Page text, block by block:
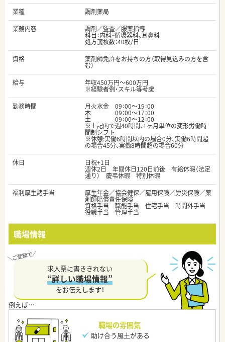
業種
調剤薬局
業務内容
調剤／監査／服薬指導
科目：内科・循環器科、耳鼻科
処方箋枚数：40枚/日
資格
薬剤師免許をお持ちの方（取得見込みの方を含
む）
給与
年収450万円～600万円
※経験者例・スキル等考慮
勤務時間
月火水金 09：00～19：00
木 09：00～17：00
土 09：00～12：00
※上記内で週40時間、1ヶ月単位の変形労働時
間制シフト
※休憩:実働6時間以内の場合0分、実働6時間超
の場合45分、実働8時間超の場合60分
休日
日祝+1日
週休2日 年間休日120日前後 有給休暇（法定
通り） 慶弔休暇 特別休暇
福利厚生諸手当
厚生年金／協会健保／雇用保険／労災保険／薬
剤師賠償責任保険
資格手当 職能手当 住宅手当 時間外手当
役職手当 管理手当
職場情報
求人票に書ききれない
“詳しい職場情報”
をお伝えします！
職場の雰囲気
助け合う風土がある